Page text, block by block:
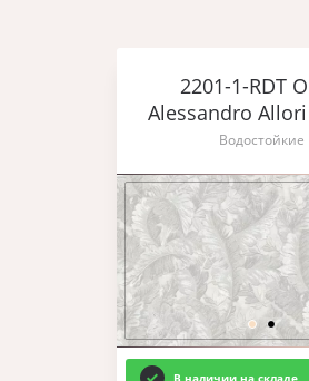
2201-1-RDT
Alessandro
Водостойкие
В наличии на складе